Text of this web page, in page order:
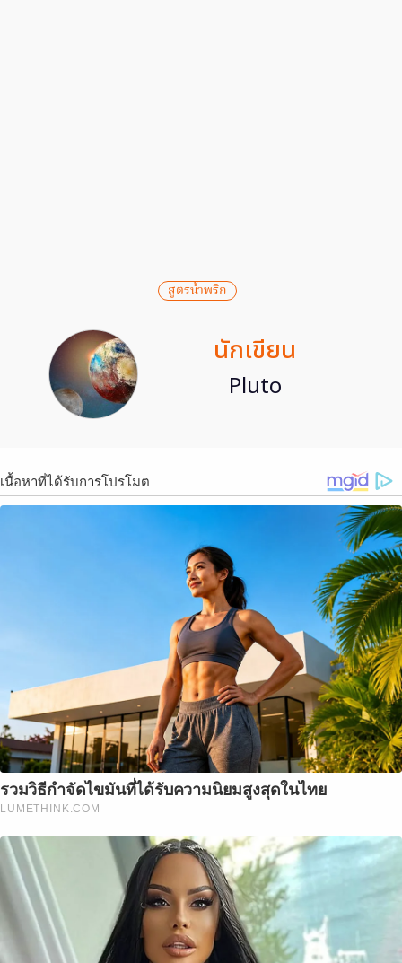
สูตรน้ำพริก
นักเขียน
Pluto
เนื้อหาที่ได้รับการโปรโมต
รวมวิธีกำจัดไขมันที่ได้รับความนิยมสูงสุดในไทย
LUMETHINK.COM